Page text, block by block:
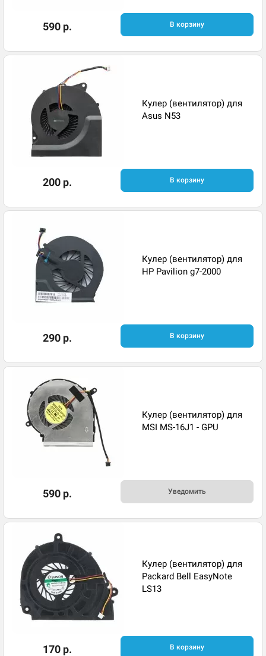
590 р. В корзину
Кулер (вентилятор) для
Asus N53
200 р. В корзину
Кулер (вентилятор) для
HP Pavilion g7-2000
290 р. В корзину
Кулер (вентилятор) для
MSI MS-16J1 - GPU
590 р. Уведомить
Кулер (вентилятор) для
Packard Bell EasyNote
LS13
170 р. В корзину